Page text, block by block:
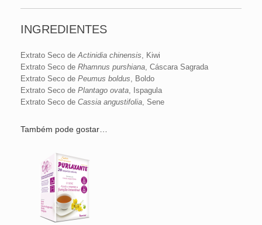
INGREDIENTES
Extrato Seco deActinidia chinensis, Kiwi
Extrato Seco de Rhamnus purshiana, Cáscara Sagrada
Extrato Seco de Peumus boldus, Boldo
Extrato Seco de Plantago ovata, Ispagula
Extrato Seco de Cassia angustifolia, Sene
Também pode gostar…